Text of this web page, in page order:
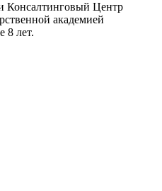
Консалтинговый Центр
академией
8 лет.